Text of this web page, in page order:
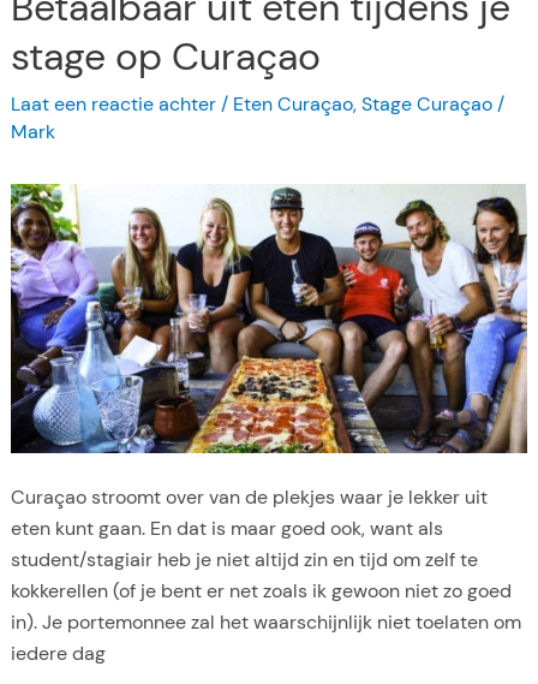
a
g
p
C
r
a
ç
a
o
0
1
9
F
j
n
e
l
e
k
k
e
n
v
o
o
e
e
n
O
n
t
stage op Curaçao
Laat een reactie achter / Eten Curaçao,Stage Curaçao/
Mark
Curaçao stroomt over van de plekjes waar je lekker uit
eten kunt gaan. En dat is maar goed ook, want als
student/stagiair heb je niet altijd zin en tijd om zelf te
kokkerellen (of je bent er net zoals ik gewoon niet zo goed
in). Je portemonnee zal het waarschijnlijk niet toelaten om
iedere dag